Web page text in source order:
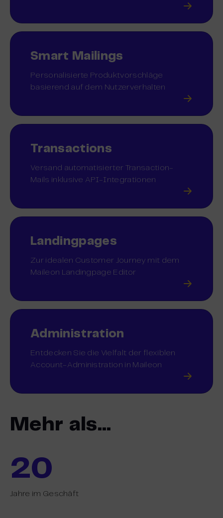
Smart Mailings
Personalisierte Produktvorschläge
basierend auf dem Nutzerverhalten
Transactions
Versand automatisierter Transaction-
Mails inklusive API-Integrationen
Landingpages
Zur idealen Customer Journey mit dem
Maileon Landingpage Editor
Administration
Entdecken Sie die Vielfalt der flexiblen
Account-Administration in Maileon
Mehr als…
20
Jahre im Geschäft